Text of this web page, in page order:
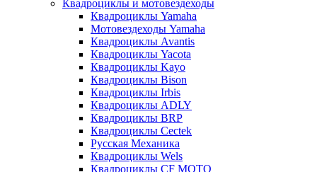
Квадроциклы и мотовездеходы
Квадроциклы Yamaha
Мотовездеходы Yamaha
Квадроциклы Avantis
Квадроциклы Yacota
Квадроциклы Kayo
Квадроциклы Bison
Квадроциклы Irbis
Квадроциклы ADLY
Квадроциклы BRP
Квадроциклы Cectek
Русская Механика
Квадроциклы Wels
Квадроциклы CF MOTO